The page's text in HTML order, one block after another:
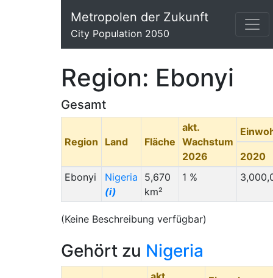
Metropolen der Zukunft
City Population 2050
Region: Ebonyi
Gesamt
Region Land Fläche
akt.
Wachstum
2026
2020
Ebonyi
Nigeria
(i)
5,670
km²
1 %
(Keine Beschreibung verfügbar)
Gehört zu Nigeria